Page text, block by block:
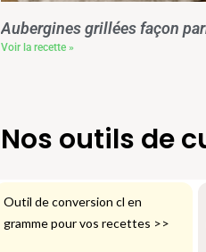
Aubergines grillées façon
Voir la recette »
Nos outils de
Outil de conversion cl en
gramme pour vos recettes >>